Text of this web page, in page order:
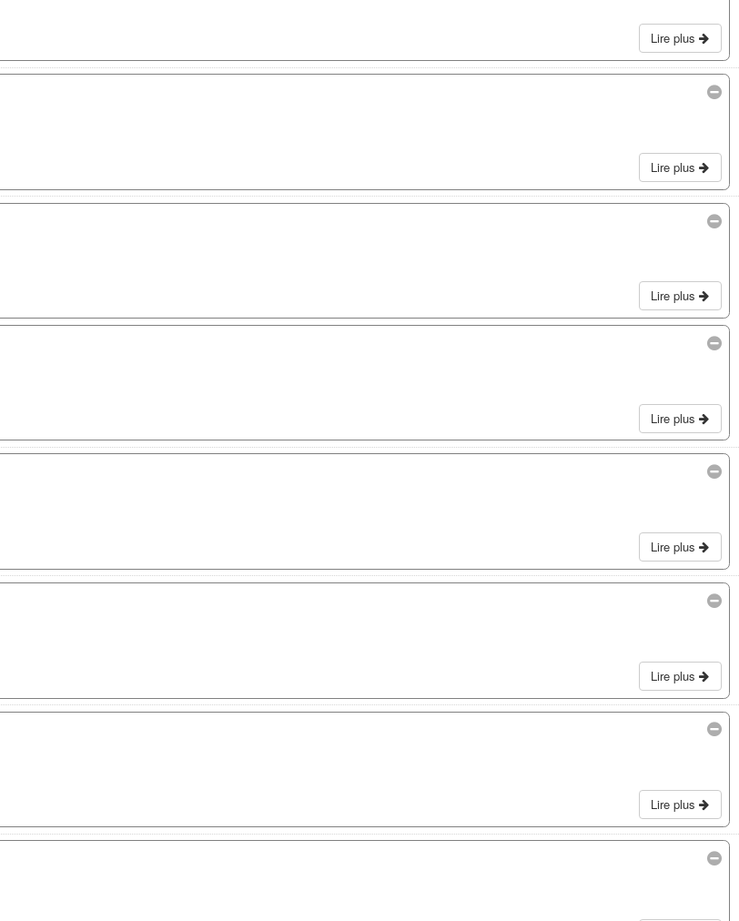
Lire plus
Lire plus
Lire plus
Lire plus
Lire plus
Lire plus
Lire plus